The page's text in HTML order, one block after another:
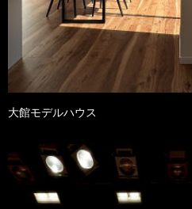
大館モデルハウス